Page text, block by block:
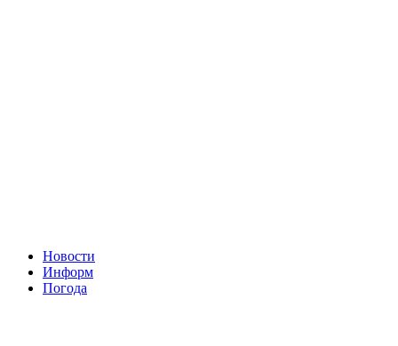
Новости
Информ
Погода